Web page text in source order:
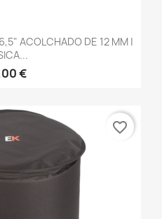
ACOLCHADO DE 12 MM |
€
favorite_border